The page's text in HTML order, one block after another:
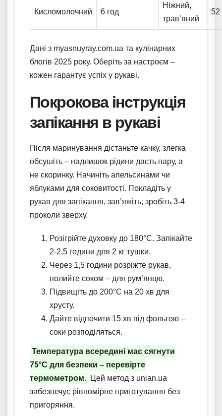
Кисломолочний 6 год
Ніжний,
трав’яний
52
Дані з myasnuyray.com.ua та кулінарних
блогів 2025 року. Оберіть за настроєм –
кожен гарантує успіх у рукаві.
Покрокова інструкція
запікання в рукаві
Після маринування дістаньте качку, злегка
обсушіть – надлишок рідини дасть пару, а
не скоринку. Начиніть апельсинами чи
яблуками для соковитості. Покладіть у
рукав для запікання, зав’яжіть, зробіть 3-4
проколи зверху.
Розігрійте духовку до 180°C. Запікайте
2-2,5 години для 2 кг тушки.
Через 1,5 години розріжте рукав,
полийте соком – для рум’янцю.
Підвищіть до 200°C на 20 хв для
хрусту.
Дайте відпочити 15 хв під фольгою –
соки розподіляться.
Температура всередині має сягнути
75°C для безпеки – перевірте
термометром.
Цей метод з unian.ua
забезпечує рівномірне приготування без
пригоряння.